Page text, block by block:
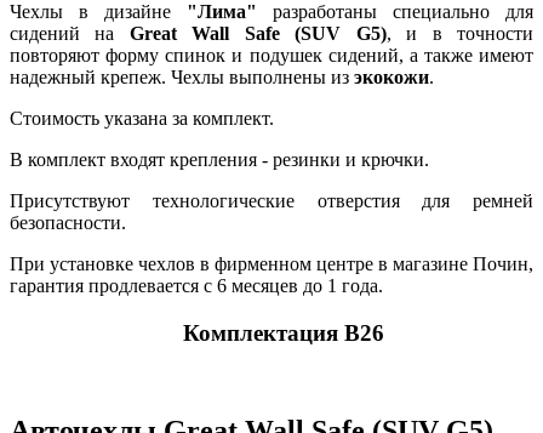
Чехлы в дизайне "Лима"
разработаны специально для
сидений на Great Wall Safe (SUV G5), и в точности
повторяют форму спинок и подушек сидений, а также имеют
надежный крепеж. Чехлы выполнены из экокожи.
Стоимость указана за комплект.
В комплект входят крепления - резинки и крючки.
Присутствуют технологические отверстия для ремней
безопасности.
При установке чехлов в фирменном центре в магазине Почин,
гарантия продлевается с 6 месяцев до 1 года.
Комплектация В26